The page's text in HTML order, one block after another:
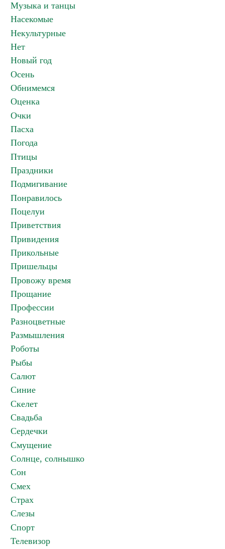
Музыка и танцы
Насекомые
Некультурные
Нет
Новый год
Осень
Обнимемся
Оценка
Очки
Пасха
Погода
Птицы
Праздники
Подмигивание
Понравилось
Поцелуи
Приветствия
Привидения
Прикольные
Пришельцы
Провожу время
Прощание
Профессии
Разноцветные
Размышления
Роботы
Рыбы
Салют
Синие
Скелет
Свадьба
Сердечки
Смущение
Солнце, солнышко
Сон
Смех
Страх
Слезы
Спорт
Телевизор